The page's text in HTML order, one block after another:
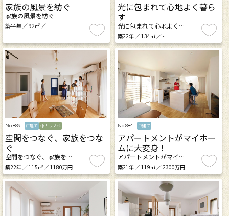
家族の風景を紡ぐ
家族の風景を紡ぐ
築44年 ／ 92㎡ ／ -
光に包まれて心地よく暮ら
す
光に包まれて心地よく…
築22年 ／ 134㎡ ／ -
No.889 戸建て 中古リノベ
空間をつなぐ、家族をつな
ぐ
空間をつなぐ、家族を…
築22年 ／ 115㎡ ／ 1180万円
No.884 戸建て
アパートメントがマイホー
ムに大変身！
アパートメントがマイ…
築21年 ／ 119㎡ ／ 2300万円